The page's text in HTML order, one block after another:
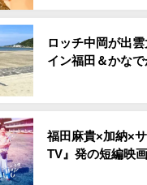
た。
や“婚活”といった女性
子の同名小説（新潮社
売予定）を原作とする
ントドラマ。福田は今
スでの自粛期間を経て
ロッチ中岡が出
イン福田＆かな
福田麻貴×加納×
TV』発の短編映